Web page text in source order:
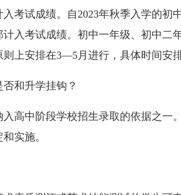
考试成绩。自2023年秋季入学的初
入考试成绩。初中一年级、初中二
上安排在3—5月进行，具体时间安
和升学挂钩？
中阶段学校招生录取的依据之一
实施。